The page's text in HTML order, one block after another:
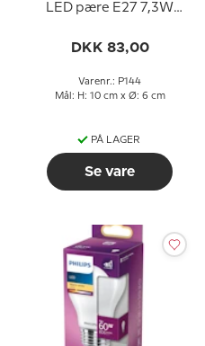
LED pære E27 7,3W
watt) Varm Hvidt Lys
DKK 83,00
Varenr.: P144
Mål: H: 10 cm x Ø: 6 cm
PÅ LAGER
Se vare